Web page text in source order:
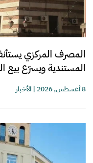
المصرف المركزي
المستندية ويسرّع بيع
8 أغسطس, 2026 |الأخبار